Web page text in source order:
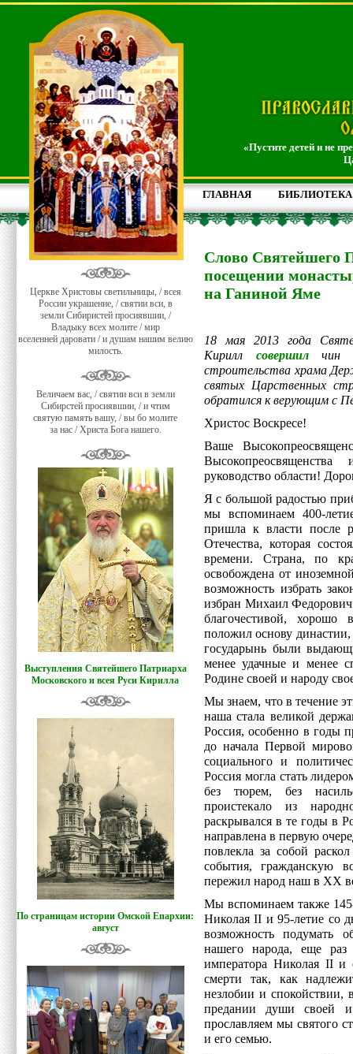
«Пустите детей и не
ГЛАВНАЯ БИБЛИОТЕКА
Церкве Христовы светильницы, / всея
России украшение, / святии вси, в
земли Сибиристей просиявшии, /
Владыку всех молите / мир
вселенней даровати / и душам нашим велию
милость.
Величаем вас, / святии вси в земли
Сибирстей просиявшии, / и чтим
святую память вашу, / вы бо молите
за нас / Христа Бога нашего.
Выступления Святейшего Патриарха
Московского и всея Руси Кирилла
По страницам истории Омской Епархии:
август
Слово Святейшего
посещении
на Ганиной Яме
18 мая 2013 года
Кирилл совершилчин
строительства храма
святых Царственных
обратился к верующим с
Христос Воскресе!
Ваше
руководство области!
Я с большой радостью
мы вспоминаем 400-
пришла к власти после
Отечества, которая
времени. Страна, по
освобождена от
возможность избрать
избран Михаил
благочестивой, хорошо
положил основу
государынь были
менее удачные и менее
Родине своей и народу
Мы знаем, что в течение
наша стала великой
Россия, особенно в годы
до начала Первой
социального и
Россия могла стать
без тюрем, без
проистекало из
раскрывался в те годы в
направлена в первую
повлекла за собой
события, гражданскую
пережил народ наш в ХХ
Мы вспоминаем также
Николая II и 95-летие со
возможность подумать
нашего народа, еще раз
императора Николая II и
смерти так, как
незлобии и
предании души своей
прославляем мы святого
и его семью.